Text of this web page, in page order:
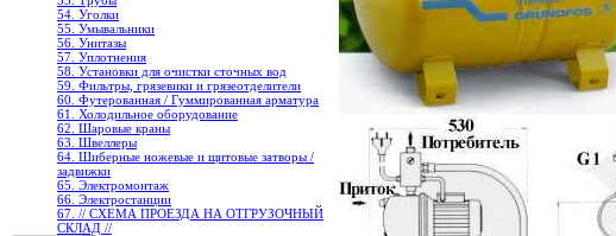
54. Уголки
55. Умывальники
56. Унитазы
57. Уплотнения
58. Установки для очистки сточных вод
59. Фильтры, грязевики и грязеотделители
60. Футерованная / Гуммированная арматура
61. Холодильное oборудование
62. Шаровые краны
63. Швеллеры
64. Шиберные ножевые и щитовые затворы /
задвижки
65. Электромонтаж
66. Электростанции
67. // СХЕМА ПРОЕЗДА НА ОТГРУЗОЧНЫЙ
СКЛАД //